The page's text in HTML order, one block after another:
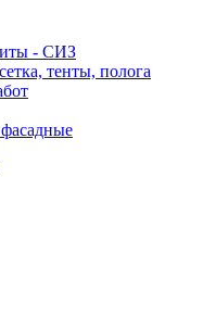
- СИЗ
тенты, полога